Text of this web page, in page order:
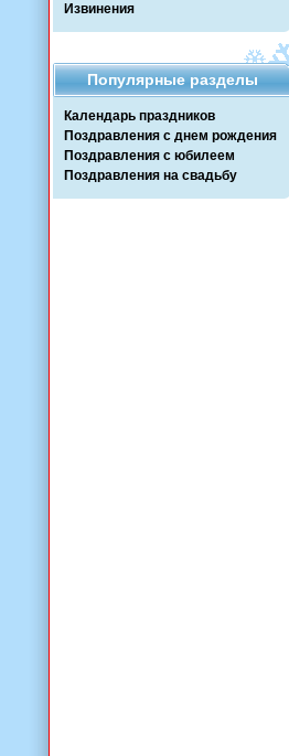
Извинения
Популярные разделы
Календарь праздников
Поздравления с днем рождения
Поздравления с юбилеем
Поздравления на свадьбу